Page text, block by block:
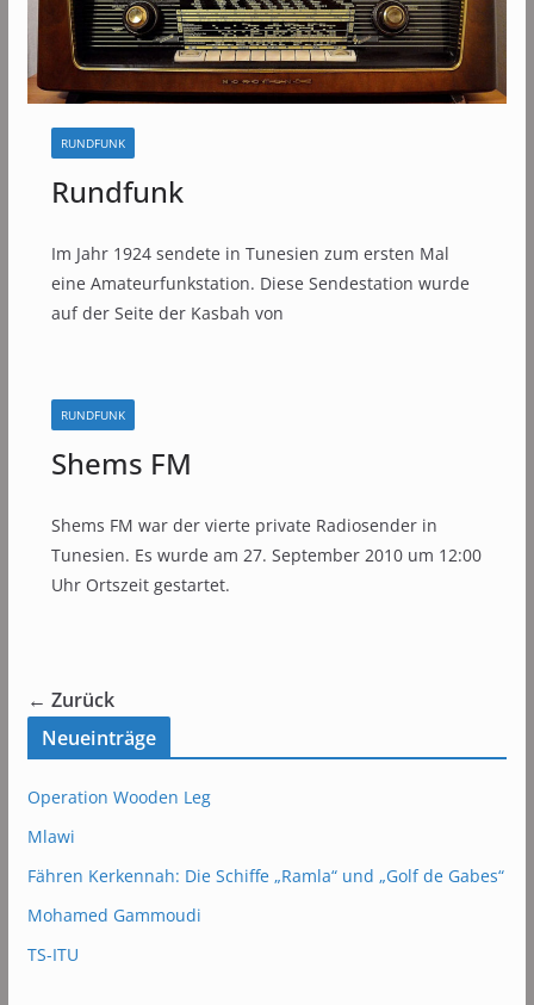
RUNDFUNK
Rundfunk
Im Jahr 1924 sendete in Tunesien zum ersten Mal
eine Amateurfunkstation. Diese Sendestation wurde
auf der Seite der Kasbah von
RUNDFUNK
Shems FM
Shems FM war der vierte private Radiosender in
Tunesien. Es wurde am 27. September 2010 um 12:00
Uhr Ortszeit gestartet.
← Zurück
Neueinträge
Operation Wooden Leg
Mlawi
Fähren Kerkennah: Die Schiffe „Ramla“ und „Golf de Gabes“
Mohamed Gammoudi
TS-ITU